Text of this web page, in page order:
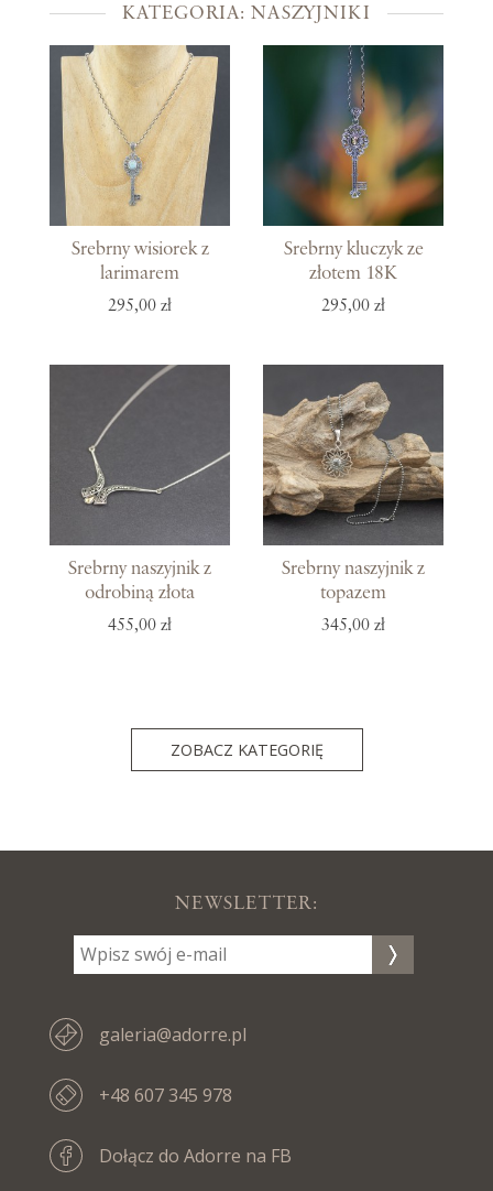
KATEGORIA: NASZYJNIKI
Srebrny wisiorek z
larimarem
295,00 zł
Srebrny kluczyk ze
złotem 18K
295,00 zł
Srebrny naszyjnik z
odrobiną złota
455,00 zł
Srebrny naszyjnik z
topazem
345,00 zł
ZOBACZ KATEGORIĘ
NEWSLETTER:
galeria@adorre.pl
+48 607 345 978
Dołącz do Adorre na FB